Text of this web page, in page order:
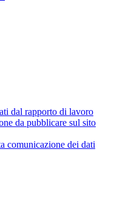
dal rapporto di lavoro
da pubblicare sul sito
comunicazione dei dati